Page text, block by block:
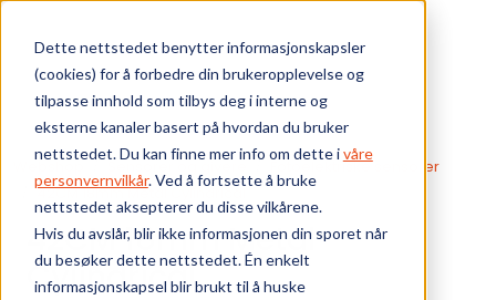
Dette nettstedet benytter informasjonskapsler
(cookies) for å forbedre din brukeropplevelse og
tilpasse innhold som tilbys deg i interne og
eksterne kanaler basert på hvordan du bruker
nettstedet. Du kan finne mer info om dette ivåre
personvernvilkår. Ved å fortsette å bruke
nettstedet aksepterer du disse vilkårene.
Hvis du avslår, blir ikke informasjonen din sporet når
du besøker dette nettstedet. Én enkelt
informasjonskapsel blir brukt til å huske
Skip to main content
Webshop Sensorer og givere
Fotoelektriske sensorer
42CM 18mm Metal Cylindrical
42CM 18mm Metal
Cylindrical
Bærekraft
Vi tilbyr
Ressurser
Om oss